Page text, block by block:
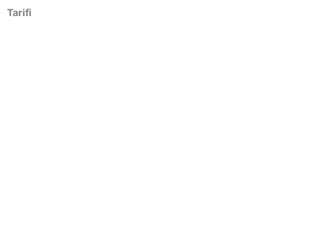
Tarifi